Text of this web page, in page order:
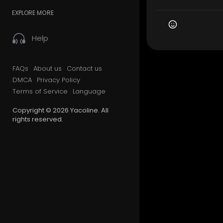
EXPLORE MORE
Help
FAQs About us
Contact us
DMCA Privacy Policy
Terms of Service
Language
Copyright © 2026 Yacoline. All
rights reserved.